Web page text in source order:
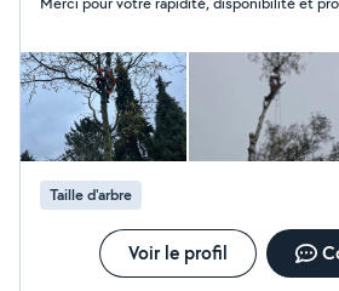
Taille d'arbre
Voir le profil